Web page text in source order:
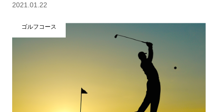
2021.01.22
ゴルフコース